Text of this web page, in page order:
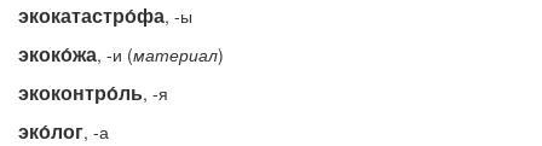
экокатастро́фа, -ы
экоко́жа, -и (материал)
экоконтро́ль, -я
эко́лог, -а